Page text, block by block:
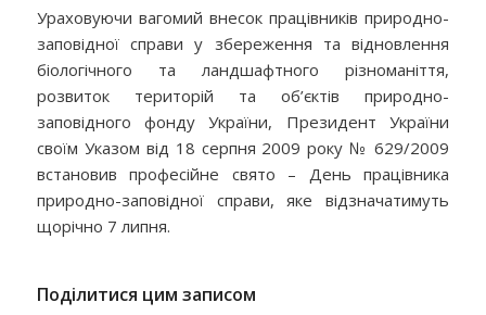
Ураховуючи вагомий внесок працівників природно-
заповідної справи у збереження та відновлення
біологічного та ландшафтного різноманіття,
розвиток територій та об’єктів природно-
заповідного фонду України, Президент України
своїм Указом від 18 серпня 2009 року № 629/2009
встановив професійне свято – День працівника
природно-заповідної справи, яке відзначатимуть
щорічно 7 липня.
Поділитися цим записом